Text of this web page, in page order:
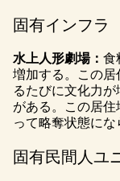
固有インフラ
水上人形劇場： 食
増加する。この
るたびに文化力
がある。この居
って略奪状態にな
固有民間人ユ